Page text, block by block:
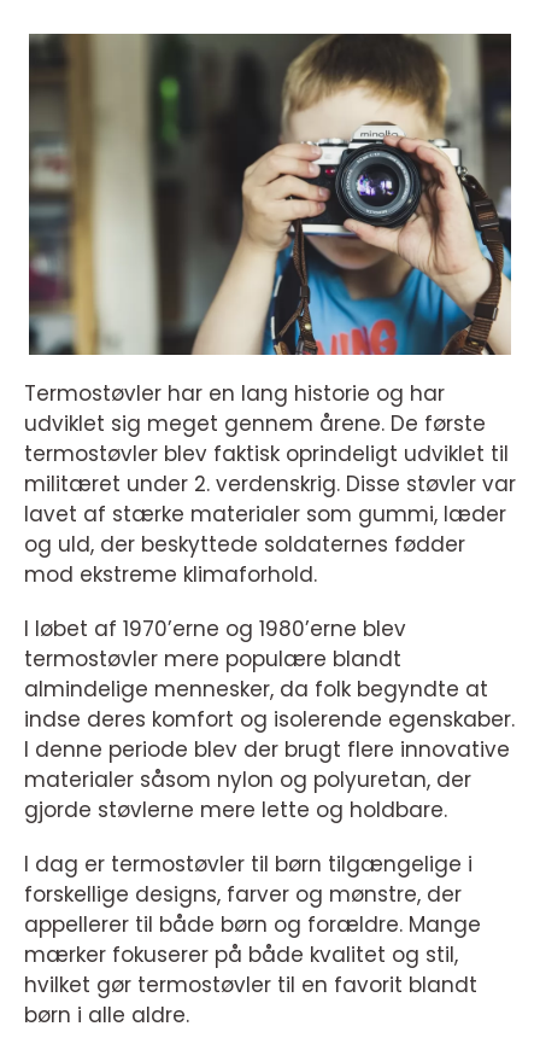
Termostøvler har en lang historie og har
udviklet sig meget gennem årene. De første
termostøvler blev faktisk oprindeligt udviklet til
militæret under 2. verdenskrig. Disse støvler var
lavet af stærke materialer som gummi, læder
og uld, der beskyttede soldaternes fødder
mod ekstreme klimaforhold.
I løbet af 1970’erne og 1980’erne blev
termostøvler mere populære blandt
almindelige mennesker, da folk begyndte at
indse deres komfort og isolerende egenskaber.
I denne periode blev der brugt flere innovative
materialer såsom nylon og polyuretan, der
gjorde støvlerne mere lette og holdbare.
I dag er termostøvler til børn tilgængelige i
forskellige designs, farver og mønstre, der
appellerer til både børn og forældre. Mange
mærker fokuserer på både kvalitet og stil,
hvilket gør termostøvler til en favorit blandt
børn i alle aldre.